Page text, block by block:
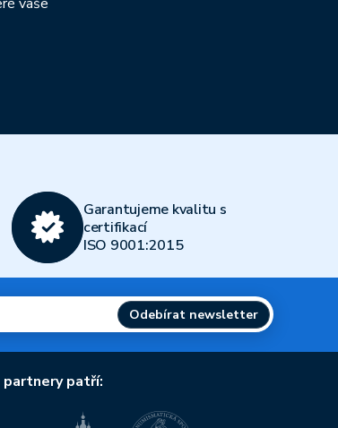
Garantujeme kvalitu s
certifikací
ISO 9001:2015
Odebírat newsletter
partnery patří: